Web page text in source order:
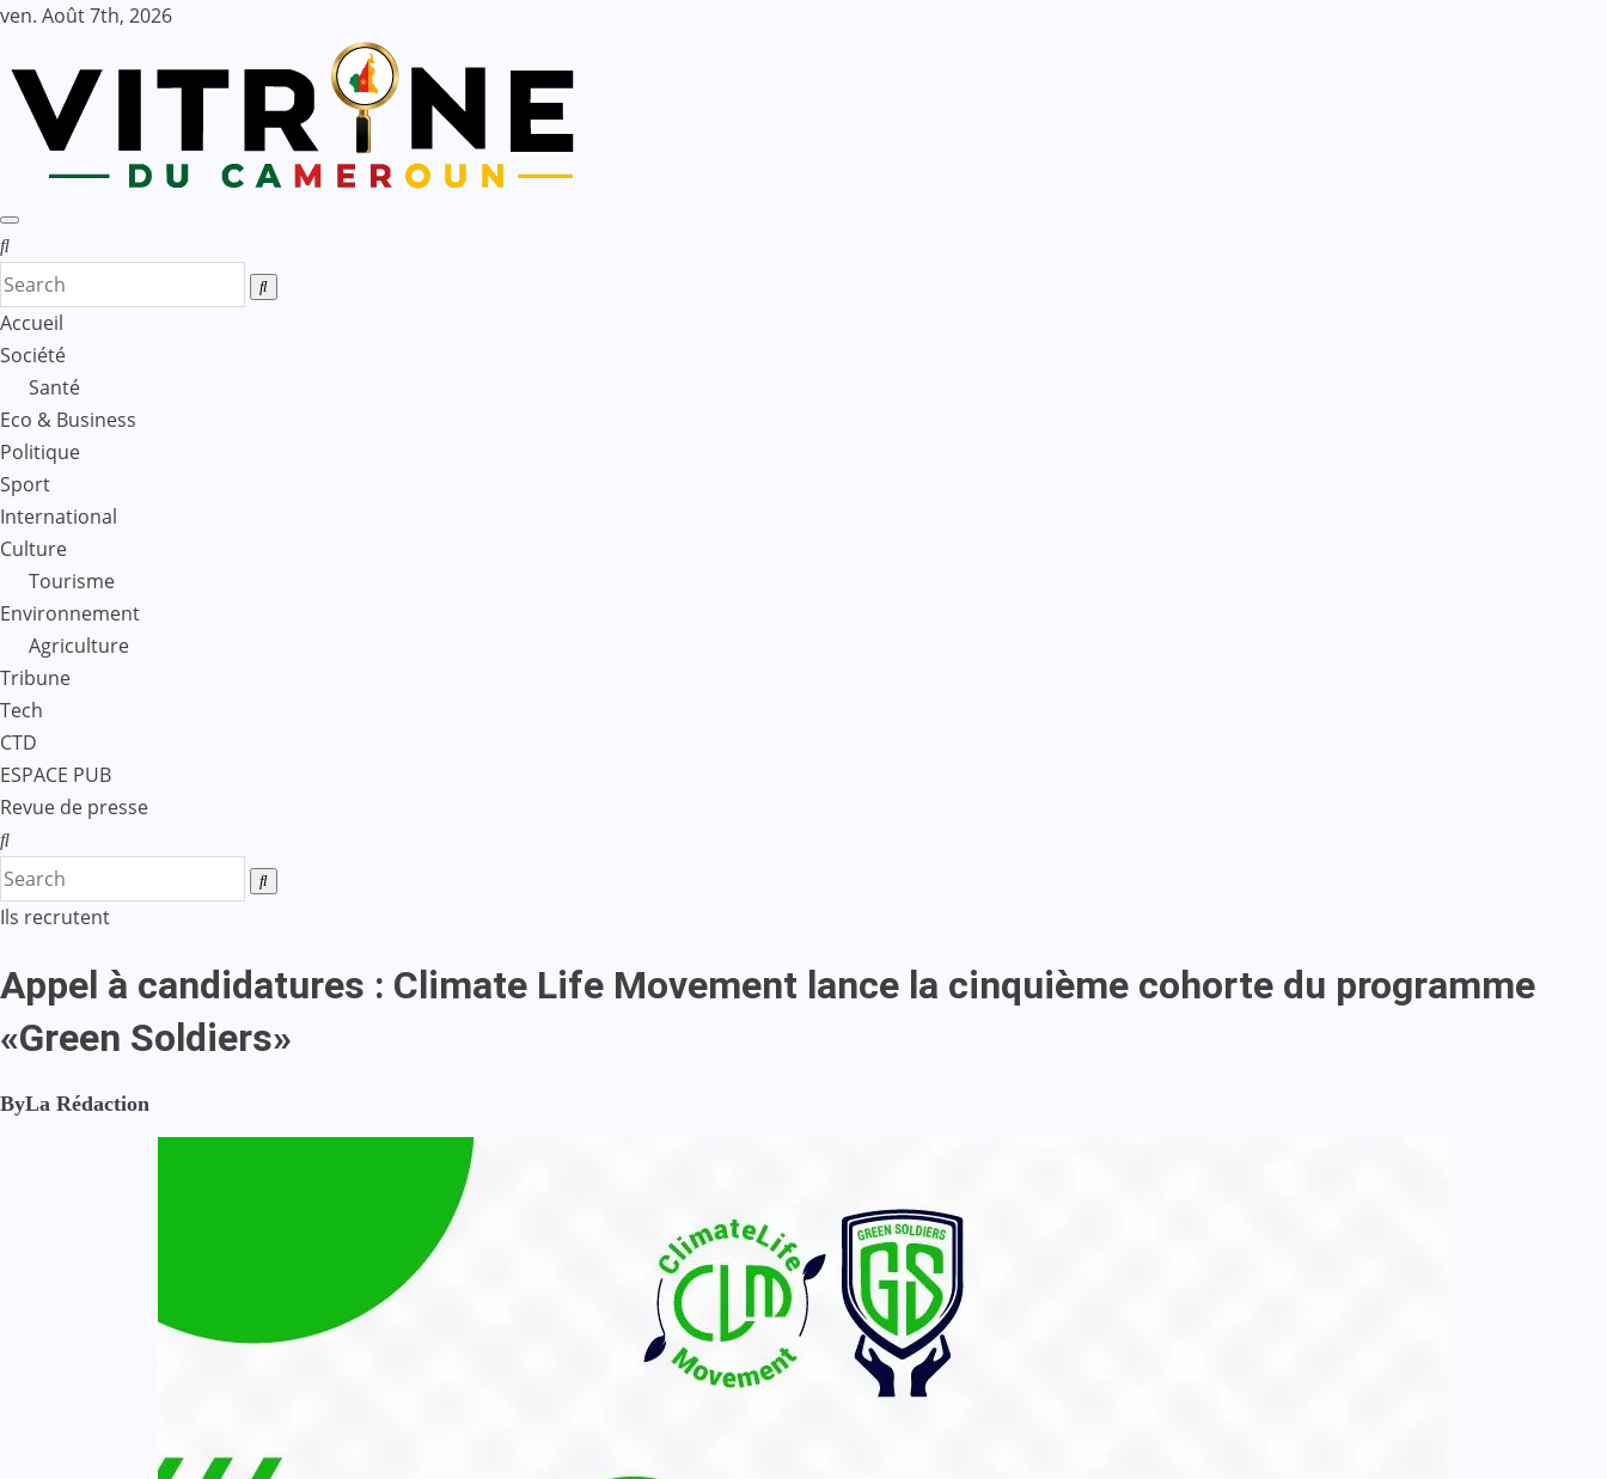
Skip
content
ven. Août 7th, 2026
Accueil
Société
Santé
Eco & Business
Politique
Sport
International
Culture
Tourisme
Environnement
Agriculture
Tribune
Tech
CTD
ESPACE PUB
Revue de presse
Ils recrutent
️Appel à candidatures : Climate Life Movement lance la cinquième cohorte du programme
«Green Soldiers»
ByLa Rédaction